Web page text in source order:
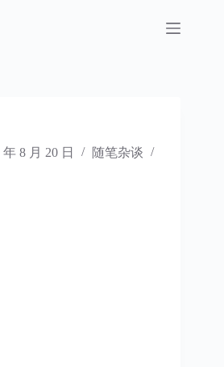
年 8 月 20 日
随笔杂谈